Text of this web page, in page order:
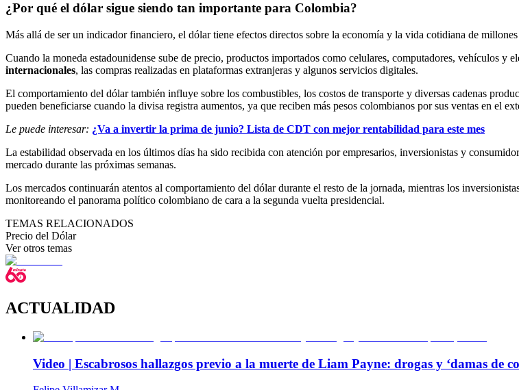
¿Por qué el dólar sigue siendo tan importante para Colombia?
Más allá de ser un indicador financiero, el dólar tiene efectos directos sobre la economía y la vida cotidiana de millones
Cuando la moneda estadounidense sube de precio, productos importados como celulares, computadores, vehículos y
internacionales, las compras realizadas en plataformas extranjeras y algunos servicios digitales.
El comportamiento del dólar también influye sobre los combustibles, los costos de transporte y diversas cadenas
pueden beneficiarse cuando la divisa registra aumentos, ya que reciben más pesos colombianos por sus ventas en el
Le puede interesar: ¿Va a invertir la prima de junio? Lista de CDT con mejor rentabilidad para este mes
La estabilidad observada en los últimos días ha sido recibida con atención por empresarios, inversionistas y
mercado durante las próximas semanas.
Los mercados continuarán atentos al comportamiento del dólar durante el resto de la jornada, mientras los
monitoreando el panorama político colombiano de cara a la segunda vuelta presidencial.
TEMAS RELACIONADOS
Precio del Dólar
Ver otros temas
ACTUALIDAD
Video | Escabrosos hallazgos previo a la muerte de Liam Payne: drogas y ‘damas de